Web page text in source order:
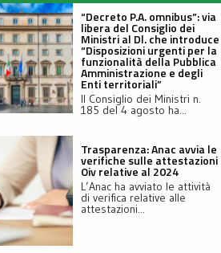
“Decreto P.A. omnibus”: via
libera del Consiglio dei
Ministri al Dl. che introduce
“Disposizioni urgenti per la
funzionalità della Pubblica
Amministrazione e degli
Enti territoriali”
Il Consiglio dei Ministri n.
185 del 4 agosto ha...
Trasparenza: Anac avvia le
verifiche sulle attestazioni
Oiv relative al 2024
L’Anac ha avviato le attività
di verifica relative alle
attestazioni...